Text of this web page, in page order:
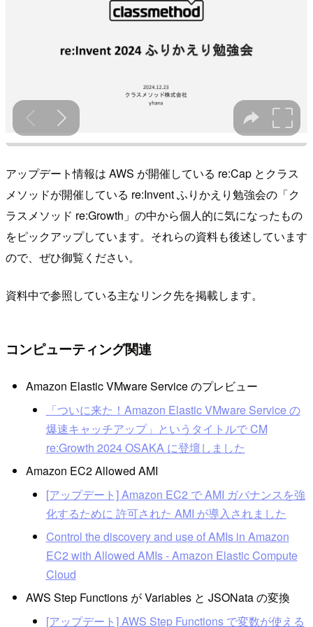
アップデート情報は AWS が開催している re:Cap とクラス
メソッドが開催している re:Invent ふりかえり勉強会の「ク
ラスメソッド re:Growth」の中から個人的に気になったもの
をピックアップしています。それらの資料も後述しています
ので、ぜひ御覧ください。
資料中で参照している主なリンク先を掲載します。
コンピューティング関連
Amazon Elastic VMware Service のプレビュー
「ついに来た！Amazon Elastic VMware Service の
爆速キャッチアップ」というタイトルで CM
re:Growth 2024 OSAKA に登壇しました
Amazon EC2 Allowed AMI
[アップデート] Amazon EC2 で AMI ガバナンスを強
化するために 許可された AMI が導入されました
Control the discovery and use of AMIs in Amazon
EC2 with Allowed AMIs - Amazon Elastic Compute
Cloud
AWS Step Functions が Variables と JSONata の変換
[アップデート] AWS Step Functions で変数が使える